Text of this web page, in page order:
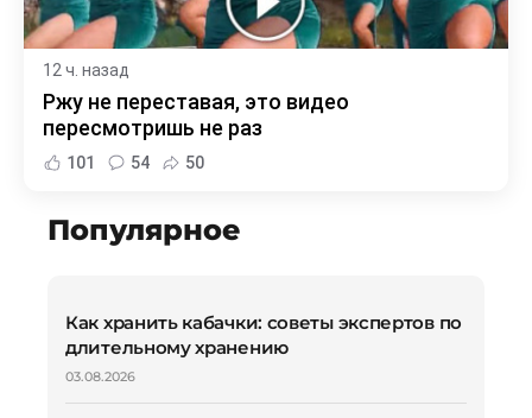
12 ч. назад
Ржу не переставая, это видео
пересмотришь не раз
101 54 50
Популярное
Как хранить кабачки: советы экспертов по
длительному хранению
03.08.2026